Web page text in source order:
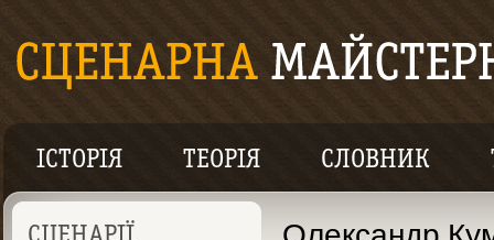
ІСТОРІЯ ТЕОРІЯ СЛОВНИК